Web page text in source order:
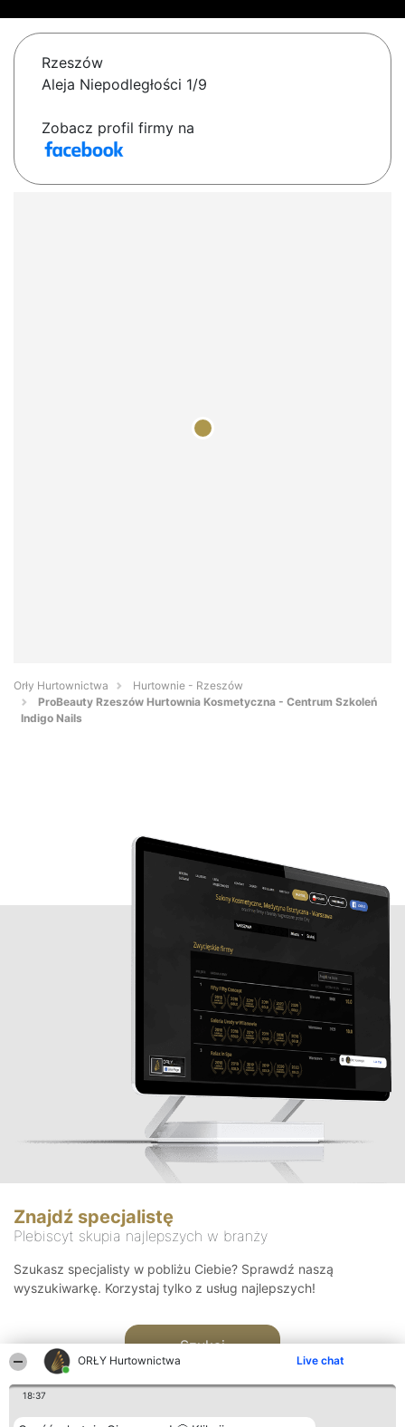
ORŁY Hurtownictwa Live chat
18:37
Rzeszów
Aleja Niepodległości 1/9
Zobacz profil firmy na
Orły Hurtownictwa
Hurtownie - Rzeszów
ProBeauty Rzeszów Hurtownia Kosmetyczna - Centrum Szkoleń
Indigo Nails
Znajdź specjalistę
Plebiscyt skupia najlepszych w branży
Szukasz specjalisty w pobliżu Ciebie? Sprawdź naszą
wyszukiwarkę. Korzystaj tylko z usług najlepszych!
Szukaj